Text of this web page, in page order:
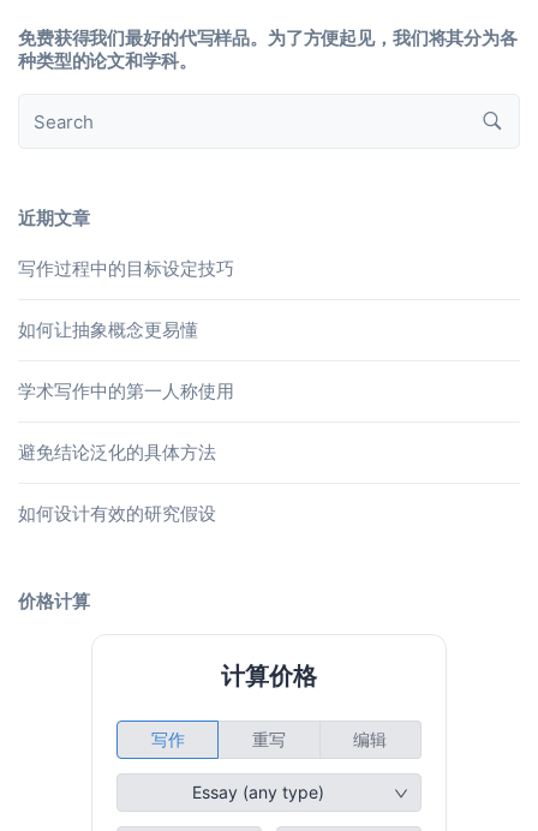
免费获得我们最好的代写样品。为了方便起见，我们将其分为各
种类型的论文和学科。
近期文章
写作过程中的目标设定技巧
如何让抽象概念更易懂
学术写作中的第一人称使用
避免结论泛化的具体方法
如何设计有效的研究假设
价格计算